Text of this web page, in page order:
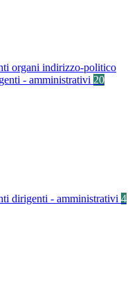
organi indirizzo-politico
- amministrativi 20
dirigenti - amministrativi 4